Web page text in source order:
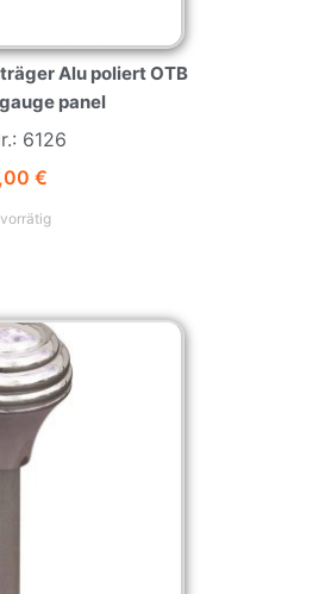
Alu poliert OTB
panel
6126
€